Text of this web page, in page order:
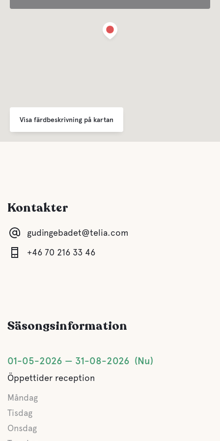
Sophantering
Avstånd till centrum
Bekvämligheter
Kiosk
Vatten
Lekplatsen med bland annat hoppkudde och trampcyklar.
Visa färdbeskrivning på kartan
Kontakter
gudingebadet@telia.com
+46 70 216 33 46
Säsongsinformation
01-05-2026 31-08-2026 Nu
Öppettider reception
Måndag
Tisdag
Onsdag